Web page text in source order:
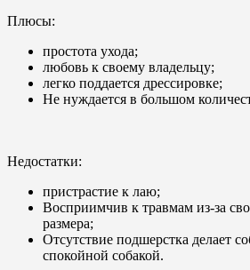
Плюсы:
простота ухода;
любовь к своему владельцу;
легко поддается дрессировке;
Не нуждается в большом
Недостатки:
пристрастие к лаю;
Восприимчив к травмам из-за
размера;
Отсутствие подшерстка делает
спокойной собакой.